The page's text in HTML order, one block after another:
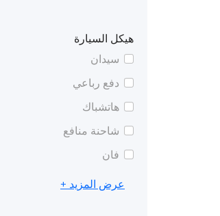
هيكل السيارة
سيدان
دفع رباعي
هاتشباك
شاحنة منافع
فان
عرض المزيد +